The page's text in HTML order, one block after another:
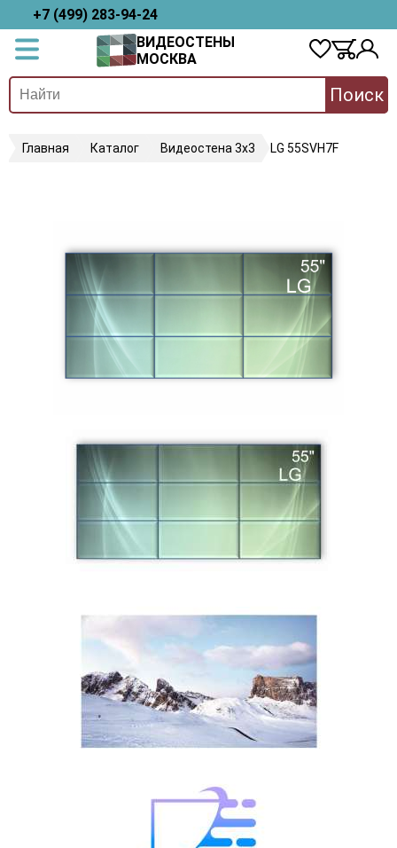
+7 (499) 283-94-24
ВИДЕОСТЕНЫ
МОСКВА
Поиск
Главная Каталог Видеостена 3х3 LG 55SVH7F